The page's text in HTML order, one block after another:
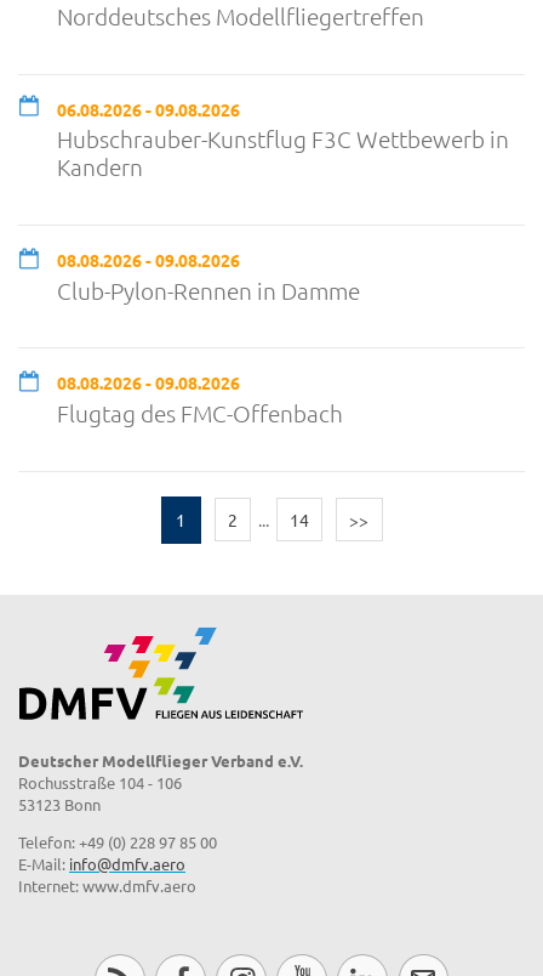
Norddeutsches Modellfliegertreffen
06.08.2026 - 09.08.2026
Hubschrauber-Kunstflug F3C Wettbewerb in
Kandern
08.08.2026 - 09.08.2026
Club-Pylon-Rennen in Damme
08.08.2026 - 09.08.2026
Flugtag des FMC-Offenbach
1 2 ... 14 >>
Deutscher Modellflieger Verband e.V.
Rochusstraße 104 - 106
53123 Bonn
Telefon: +49 (0) 228 97 85 00
E-Mail: info@dmfv.aero
Internet: www.dmfv.aero